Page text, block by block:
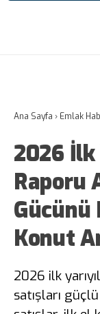
Ana Sayfa › Emlak
2026 İlk
Raporu
Gücünü
Konut
2026 ilk
satışları